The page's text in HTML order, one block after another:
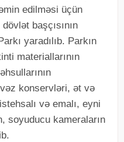
edilməsi üçün
başçısının
yaradılıb. Parkın
materiallarının
konservləri, ət və
və emalı, eyni
soyuducu kameraların